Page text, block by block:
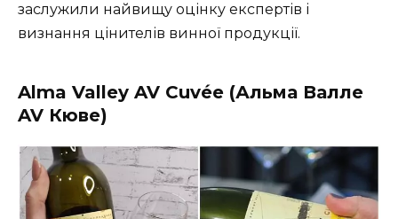
заслужили найвищу оцінку експертів і
визнання цінителів винної продукції.
Alma Valley AV Cuvée (Альма Валле
AV Кюве)